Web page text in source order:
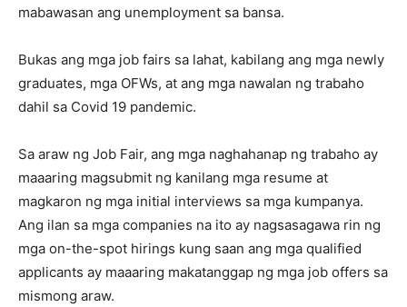
mabawasan ang unemployment sa bansa.
Bukas ang mga job fairs sa lahat, kabilang ang mga newly
graduates, mga OFWs, at ang mga nawalan ng trabaho
dahil sa Covid 19 pandemic.
Sa araw ng Job Fair, ang mga naghahanap ng trabaho ay
maaaring magsubmit ng kanilang mga resume at
magkaron ng mga initial interviews sa mga kumpanya.
Ang ilan sa mga companies na ito ay nagsasagawa rin ng
mga on-the-spot hirings kung saan ang mga qualified
applicants ay maaaring makatanggap ng mga job offers sa
mismong araw.